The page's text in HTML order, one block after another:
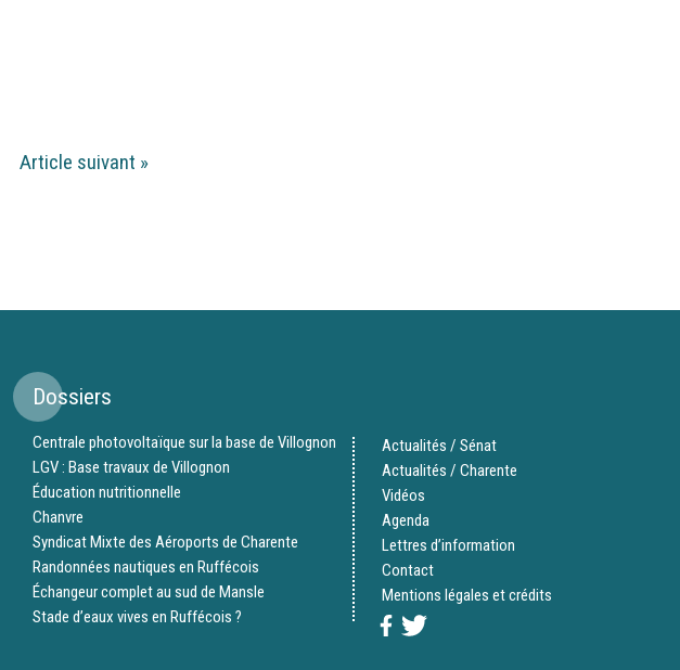
Article suivant »
Dossiers
Centrale photovoltaïque sur la base de Villognon
LGV : Base travaux de Villognon
Éducation nutritionnelle
Chanvre
Syndicat Mixte des Aéroports de Charente
Randonnées nautiques en Ruffécois
Échangeur complet au sud de Mansle
Stade d’eaux vives en Ruffécois ?
Actualités / Sénat
Actualités / Charente
Vidéos
Agenda
Lettres d’information
Contact
Mentions légales et crédits